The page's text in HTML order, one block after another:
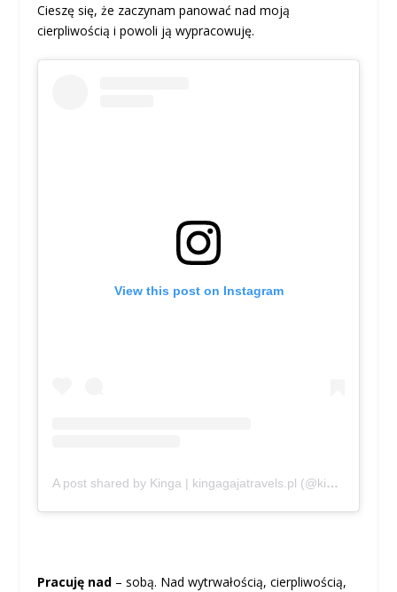
Cieszę się, że zaczynam panować nad moją
cierpliwością i powoli ją wypracowuję.
View this post on Instagram
A post shared by Kinga | kingagajatravels.pl (@kingagajatravels)
Pracuję nad – sobą. Nad wytrwałością, cierpliwością,